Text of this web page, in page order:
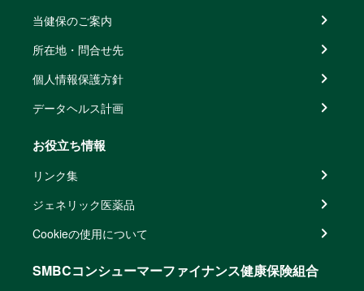
当健保のご案内
所在地・問合せ先
個人情報保護方針
データヘルス計画
お役立ち情報
リンク集
ジェネリック医薬品
Cookieの使用について
SMBCコンシューマーファイナンス健康保険組合